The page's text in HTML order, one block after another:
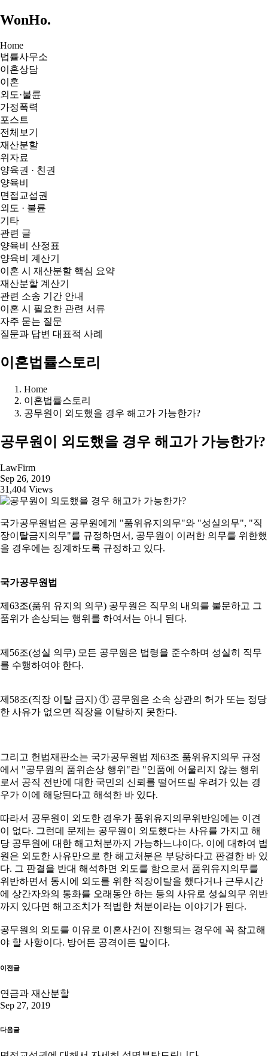
WonHo.
Home
법률사무소
이혼상담
이혼
외도·불륜
가정폭력
포스트
전체보기
재산분할
위자료
양육권 · 친권
양육비
면접교섭권
외도 · 불륜
기타
관련 글
양육비 산정표
양육비 계산기
이혼 시 재산분할 핵심 요약
재산분할 계산기
관련 소송 기간 안내
이혼 시 필요한 관련 서류
자주 묻는 질문
질문과 답변 대표적 사례
이혼법률스토리
Home
이혼법률스토리
공무원이 외도했을 경우 해고가 가능한가?
공무원이 외도했을 경우 해고가 가능한가?
LawFirm
Sep 26, 2019
31,404 Views
국가공무원법은 공무원에게 "품위유지의무"와 "성실의무", "직
장이탈금지의무"를 규정하면서, 공무원이 이러한 의무를 위한했
을 경우에는 징계하도록 규정하고 있다.
국가공무원법
제63조(품위 유지의 의무) 공무원은 직무의 내외를 불문하고 그
품위가 손상되는 행위를 하여서는 아니 된다.
제56조(성실 의무) 모든 공무원은 법령을 준수하며 성실히 직무
를 수행하여야 한다.
제58조(직장 이탈 금지) ① 공무원은 소속 상관의 허가 또는 정당
한 사유가 없으면 직장을 이탈하지 못한다.
그리고 헌법재판소는 국가공무원법 제63조 품위유지의무 규정
에서 "공무원의 품위손상 행위"란 "인품에 어울리지 않는 행위
로서 공직 전반에 대한 국민의 신뢰를 떨어뜨릴 우려가 있는 경
우가 이에 해당된다고 해석한 바 있다.
따라서 공무원이 외도한 경우가 품위유지의무위반임에는 이견
이 없다. 그런데 문제는 공무원이 외도했다는 사유를 가지고 해
당 공무원에 대한 해고처분까지 가능하느냐이다. 이에 대하여 법
원은 외도한 사유만으로 한 해고처분은 부당하다고 판결한 바 있
다. 그 판결을 반대 해석하면 외도를 함으로서 품위유지의무를
위반하면서 동시에 외도를 위한 직장이탈을 했다거나 근무시간
에 상간자와의 통화를 오래동안 하는 등의 사유로 성실의무 위반
까지 있다면 해고조치가 적법한 처분이라는 이야기가 된다.
공무원의 외도를 이유로 이혼사건이 진행되는 경우에 꼭 참고해
야 할 사항이다. 방어든 공격이든 말이다.
이전글
연금과 재산분할
Sep 27, 2019
다음글